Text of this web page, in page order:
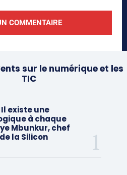
sur le numérique et les
TIC
Il existe une
à chaque
Mbunkur, chef
la Silicon